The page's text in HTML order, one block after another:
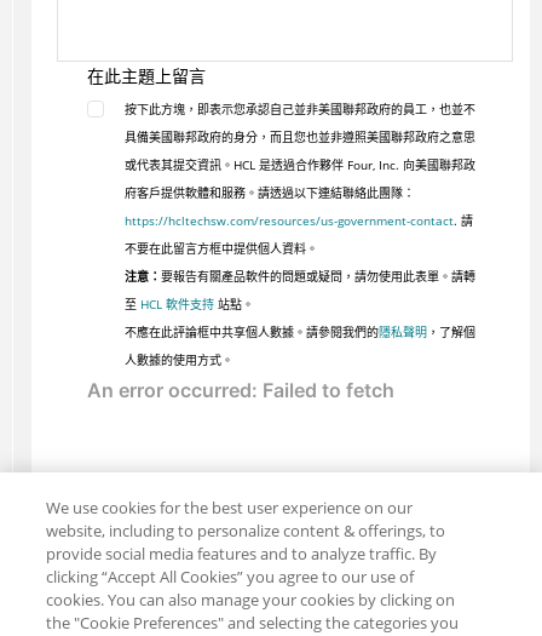
在此主題上留言
按下此方塊，即表示您承認自己並非美國聯邦政府的員工，也並不
具備美國聯邦政府的身分，而且您也並非遵照美國聯邦政府之意思
或代表其提交資訊。HCL 是透過合作夥伴 Four, Inc. 向美國聯邦政
府客戶提供軟體和服務。請透過以下連結聯絡此團隊：
https://hcltechsw.com/resources/us-government-contact. 請
不要在此留言方框中提供個人資料。
注意： 要報告有關產品軟件的問題或疑問，請勿使用此表單。請轉
至 HCL 軟件支持站點。
不應在此評論框中共享個人數據。請參閱我們的隱私聲明 ，了解個
人數據的使用方式。
We use cookies for the best user experience on our
website, including to personalize content & offerings, to
provide social media features and to analyze traffic. By
clicking “Accept All Cookies” you agree to our use of
cookies. You can also manage your cookies by clicking on
the "Cookie Preferences" and selecting the categories you